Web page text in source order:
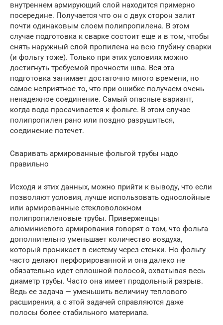
внутреннем армирующий слой находится примерно
посередине. Получается что он с двух сторон залит
почти одинаковым слоем полипропилена. В этом
случае подготовка к сварке состоит еще и в том, чтобы
снять наружный слой пропилена на всю глубину сварки
(и фольгу тоже). Только при этих условиях можно
достигнуть требуемой прочности шва. Вся эта
подготовка занимает достаточно много времени, но
самое неприятное то, что при ошибке получаем очень
ненадежное соединение. Самый опасные вариант,
когда вода просачивается к фольге. В этом случае
полипропилен рано или поздно разрушиться,
соединение потечет.
Сваривать армированные фольгой трубы надо
правильно
Исходя и этих данных, можно прийти к выводу, что если
позволяют условия, лучше использовать однослойные
или армированные стекловолокном
полипропиленовые трубы. Приверженцы
алюминиевого армирования говорят о том, что фольга
дополнительно уменьшает количество воздуха,
который проникает в систему через стенки. Но фольгу
часто делают перфорированной и она далеко не
обязательно идет сплошной полосой, охватывая весь
диаметр трубы. Часто она имеет продольный разрыв.
Ведь ее задача — уменьшить величину теплового
расширения, а с этой задачей справляются даже
полосы более стабильного материала.